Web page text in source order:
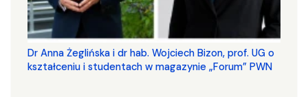
​​​​​​​Dr Anna Żeglińska i dr hab. Wojciech Bizon, prof. UG o
kształceniu i studentach w magazynie „Forum” PWN